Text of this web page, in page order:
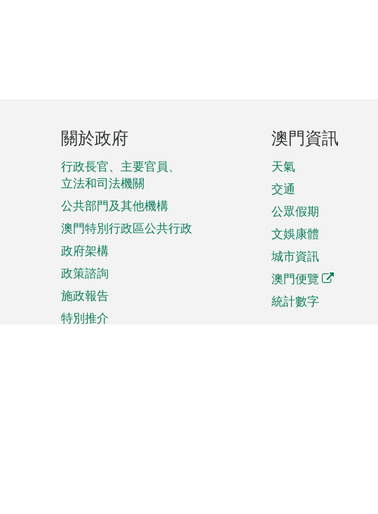
頁
腳
菜
單
關於政府
行政長官、主要官員、
立法和司法機關
公共部門及其他機構
澳門特別行政區公共行政
政府架構
政策諮詢
施政報告
特別推介
澳門資訊
天氣
交通
公眾假期
文娛康體
城市資訊
澳門便覽
統計數字